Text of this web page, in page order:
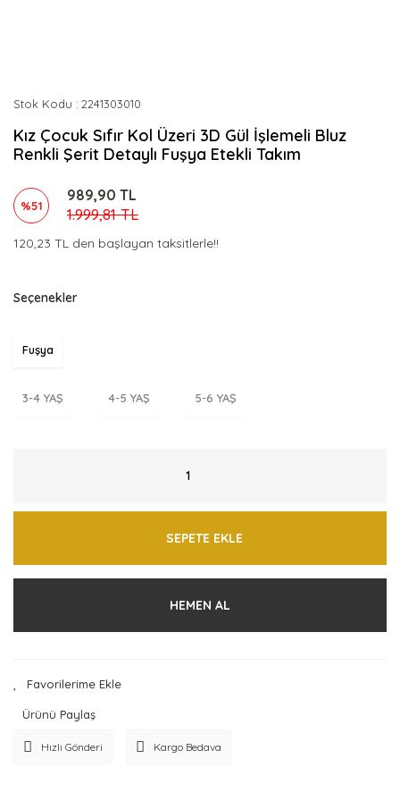
Stok Kodu 2241303010
Kız Çocuk Sıfır Kol Üzeri 3D Gül İşlemeli Bluz
Renkli Şerit Detaylı Fuşya Etekli Takım
%51
989,90 TL
1.999,81 TL
120,23 TL den başlayan taksitlerle!!
Seçenekler
Fuşya
3-4 YAŞ 4-5 YAŞ 5-6 YAŞ
SEPETE EKLE
HEMEN AL
Ürünü Paylaş
Hızlı Gönderi Kargo Bedava